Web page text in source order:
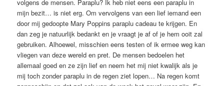
volgens de mensen. Paraplu? Ik heb niet eens een paraplu in
mijn bezit… is niet erg. Om vervolgens van een lief iemand een
door mij gedoopte Mary Poppins paraplu cadeau te krijgen. En
dan zeg je natuurlijk bedankt en je vraagt je af of je hem ooit zal
gebruiken. Alhoewel, misschien eens testen of ik ermee weg kan
vliegen van deze wereld en pret. De mensen bedoelen het
allemaal goed en ze zijn lief en neem het mij niet kwalijk als je
mij toch zonder paraplu in de regen ziet lopen… Na regen komt